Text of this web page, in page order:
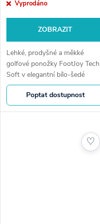
Vyprodáno
ZOBRAZIT
Lehké, prodyšné a měkké
golfové ponožky FootJoy Tech
Soft v elegantní bílo-šedé
kombinaci. Skvěle odvádí
vlhkost, drží tvar a poskytují
pohodlí po celý den.
Poptat dostupnost
♡